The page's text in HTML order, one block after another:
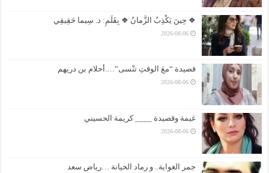
❖ حِينَ يَكْذِبُ الزَّمانُ ❖ بِقَلَمِ: د. سِيما حَقِيقِي
2026-08-06
قصيدة “معَ الوقتِ تنْسى”….أحلام بن دريهم
2026-08-06
غيمة وقصيدة ____ كريمة الحسيني
2026-08-06
جمر الغواية.. و رماد الخيانة …رياض سعد